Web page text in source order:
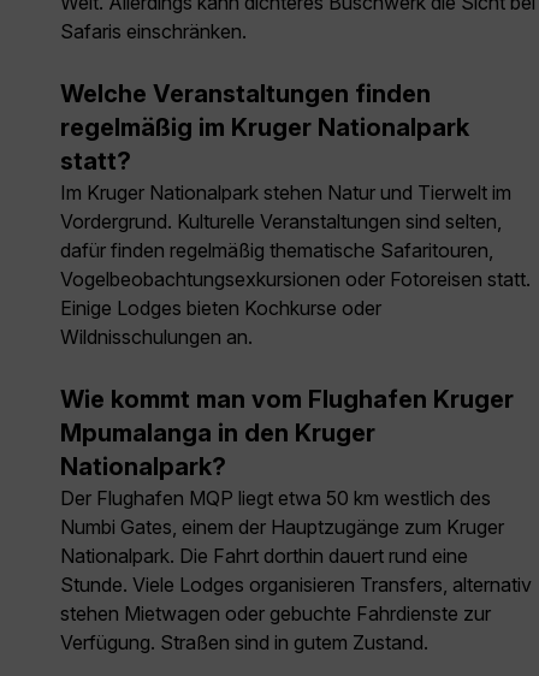
Safaris einschränken.
Welche Veranstaltungen finden
regelmäßig im Kruger Nationalpark
statt?
Im Kruger Nationalpark stehen Natur und Tierwelt im
Vordergrund. Kulturelle Veranstaltungen sind selten,
dafür finden regelmäßig thematische Safaritouren,
Vogelbeobachtungsexkursionen oder Fotoreisen statt.
Einige Lodges bieten Kochkurse oder
Wildnisschulungen an.
Wie kommt man vom Flughafen Kruger
Mpumalanga in den Kruger
Nationalpark?
Der Flughafen MQP liegt etwa 50 km westlich des
Numbi Gates, einem der Hauptzugänge zum Kruger
Nationalpark. Die Fahrt dorthin dauert rund eine
Stunde. Viele Lodges organisieren Transfers, alternativ
stehen Mietwagen oder gebuchte Fahrdienste zur
Verfügung. Straßen sind in gutem Zustand.